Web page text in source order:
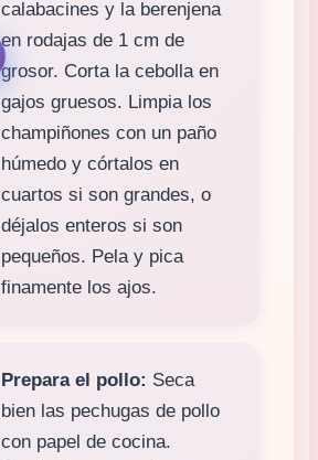
calabacines y la berenjena
en rodajas de 1 cm de
grosor. Corta la cebolla en
gajos gruesos. Limpia los
champiñones con un paño
húmedo y córtalos en
cuartos si son grandes, o
déjalos enteros si son
pequeños. Pela y pica
finamente los ajos.
Prepara el pollo: Seca
bien las pechugas de pollo
con papel de cocina.